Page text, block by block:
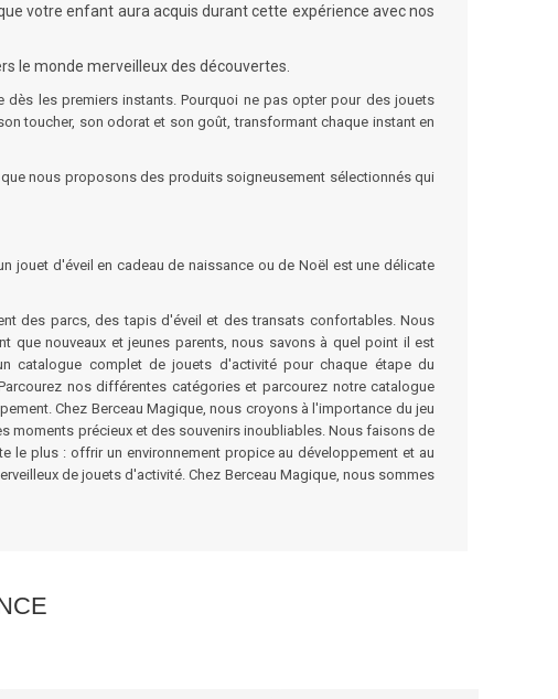
votre enfant aura acquis durant cette expérience avec nos
le monde merveilleux des découvertes.
dès les premiers instants. Pourquoi ne pas opter pour des jouets
toucher, son odorat et son goût, transformant chaque instant en
nous proposons des produits soigneusement sélectionnés qui
jouet d'éveil en cadeau de naissance ou de Noël est une délicate
des parcs, destapis d'éveil et destransats confortables. Nous
que nouveaux et jeunes parents, nous savons à quel point il est
catalogue complet de jouets d'activité pour chaque étape du
nos différentes catégories et parcourez notre catalogue
Chez Berceau Magique, nous croyons à l'importance du jeu
moments précieux et des souvenirs inoubliables. Nous faisons de
le plus : offrir un environnement propice au développement et au
de jouets d'activité. Chez Berceau Magique, nous sommes